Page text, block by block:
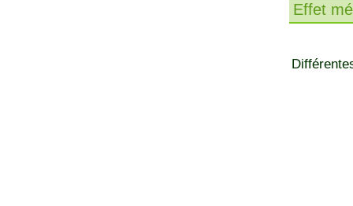
Effet